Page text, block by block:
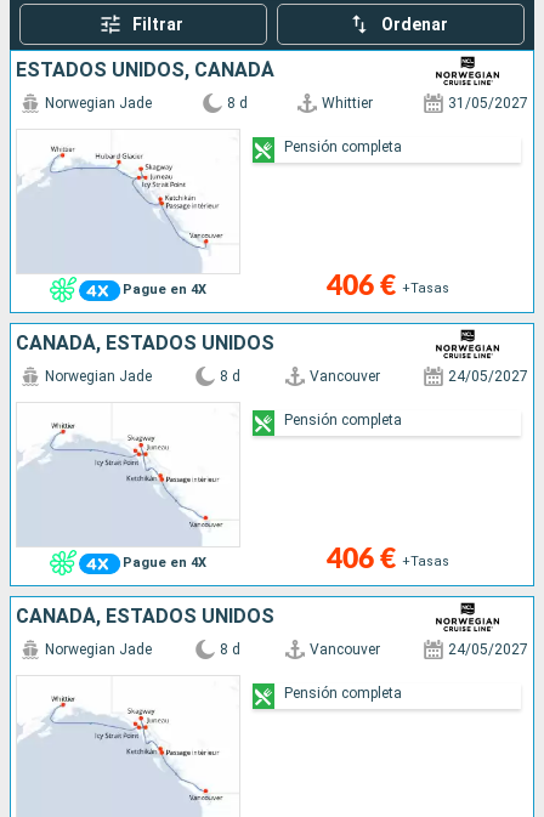
Filtrar Ordenar
ESTADOS UNIDOS, CANADÁ
Pague en 4X
Norwegian Jade 8 d Whittier 31/05/2027
406 € +Tasas
Pensión completa
CANADÁ, ESTADOS UNIDOS
Pague en 4X
Norwegian Jade 8 d Vancouver 24/05/2027
406 € +Tasas
Pensión completa
CANADÁ, ESTADOS UNIDOS
Norwegian Jade 8 d Vancouver 24/05/2027
Pensión completa